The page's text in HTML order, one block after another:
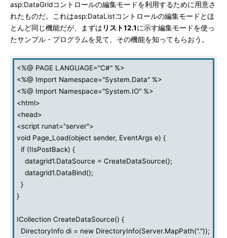
asp:DataGridコントロールの編集モードを利用するために用意さ
れたものだ。これはasp:DataListコントロールの編集モードとほ
とんど同じ機能だが、まずは リスト12.1に示す編集モードを使っ
たサンプル・プログラムを見て、その機能を知ってもらおう。
<%@ PAGE LANGUAGE="C#" %>
<%@ Import Namespace="System.Data" %>
<%@ Import Namespace="System.IO" %>
<html>
<head>
<script runat="server">
void Page_Load(object sender, EventArgs e) {
if (!IsPostBack) {
datagrid1.DataSource = CreateDataSource();
datagrid1.DataBind();
}
}
ICollection CreateDataSource() {
DirectoryInfo di = new DirectoryInfo(Server.MapPath("."));